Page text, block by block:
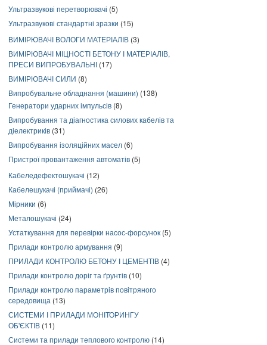
Ультразвукові перетворювачі (5)
Ультразвукові стандартні зразки (15)
ВИМІРЮВАЧІ ВОЛОГИ МАТЕРІАЛІВ (3)
ВИМІРЮВАЧІ МІЦНОСТІ БЕТОНУ І МАТЕРІАЛІВ,
ПРЕСИ ВИПРОБУВАЛЬНІ (17)
ВИМІРЮВАЧІ СИЛИ (8)
Випробувальне обладнання (машини) (138)
Генератори ударних імпульсів (8)
Випробування та діагностика силових кабелів та
діелектриків (31)
Випробування ізоляційних масел (6)
Пристрої провантаження автоматів (5)
Кабеледефектошукачі (12)
Кабелешукачі (приймачі) (26)
Мірники (6)
Металошукачі (24)
Устаткування для перевірки насос-форсунок (5)
Прилади контролю армування (9)
ПРИЛАДИ КОНТРОЛЮ БЕТОНУ І ЦЕМЕНТІВ (4)
Прилади контролю доріг та ґрунтів (10)
Прилади контролю параметрів повітряного
середовища (13)
СИСТЕМИ І ПРИЛАДИ МОНІТОРИНГУ
ОБ'ЄКТІВ (11)
Системи та прилади теплового контролю (14)